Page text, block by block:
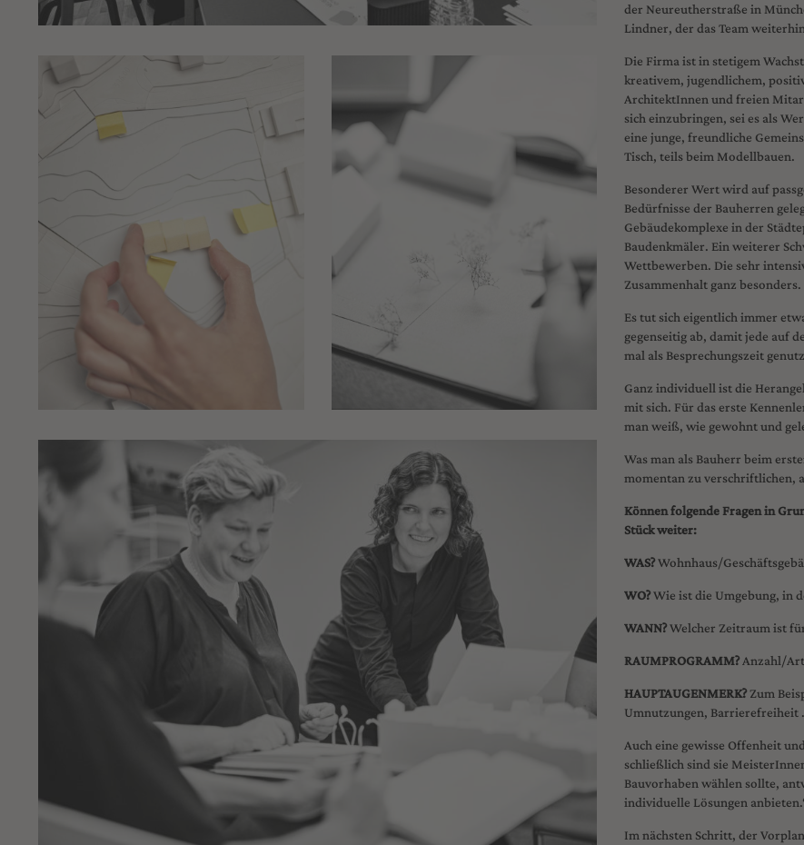
der Neureutherstraße in
Lindner, der das Team
Die Firma ist in stetigem
kreativem, jugendlichem,
ArchitektInnen und freien
sich einzubringen, sei es als
eine junge, freundliche
Tisch, teils beim Modellbauen.
Besonderer Wert wird auf
Bedürfnisse der Bauherren
Gebäudekomplexe in der
Baudenkmäler. Ein weiterer
Wettbewerben. Die sehr
Zusammenhalt ganz besonders.
Es tut sich eigentlich immer
gegenseitig ab, damit jede auf
mal als Besprechungszeit
Ganz individuell ist die
mit sich. Für das erste
man weiß, wie gewohnt und
Was man als Bauherr beim
momentan zu verschriftlichen,
Können folgende Fragen in
Stück weiter:
WAS?Wohnhaus/
WO?Wie ist die Umgebung, in
WANN?Welcher Zeitraum ist
RAUMPROGRAMM? Anzahl/
HAUPTAUGENMERK?Zum
Umnutzungen, Barrierefreiheit
Auch eine gewisse Offenheit
schließlich sind sie
Bauvorhaben wählen sollte,
individuelle Lösungen
Im nächsten Schritt, der